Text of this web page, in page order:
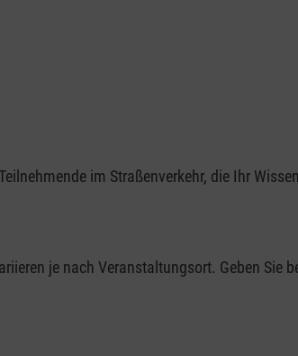
im Straßenverkehr, die Ihr
je nach Veranstaltungsort. Geben Sie